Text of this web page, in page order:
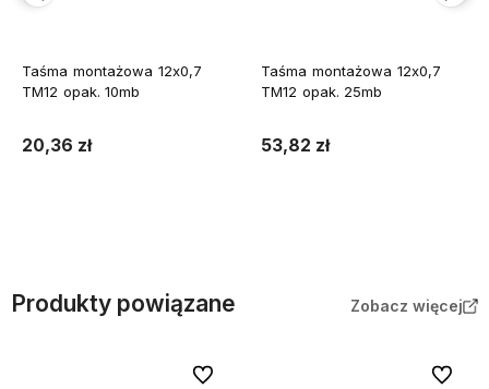
Taśma montażowa 12x0,7
TM12 opak. 10mb
20,36 zł
Taśma montażowa 12x0,7
TM12 opak. 25mb
53,82 zł
Produkty powiązane Zobacz więcej
Do ulubionych Do